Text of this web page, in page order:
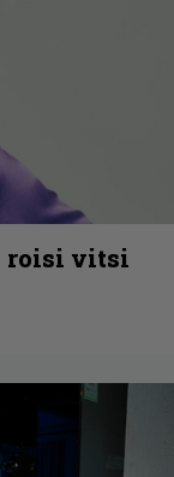
roisi vitsi